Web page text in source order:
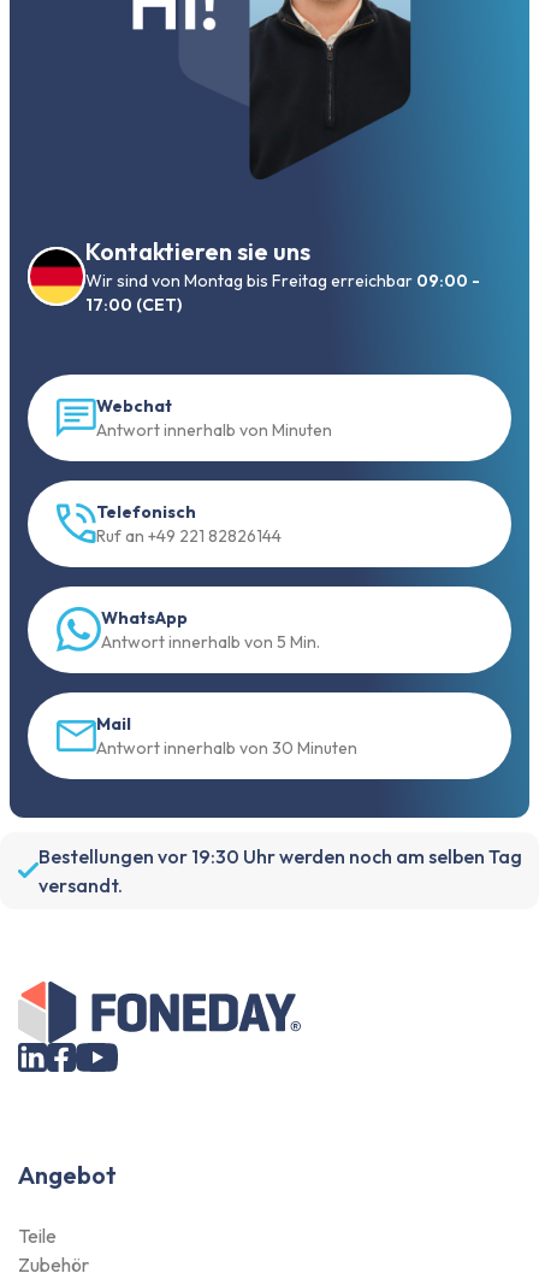
Kontaktieren sie uns
Wir sind von Montag bis Freitag erreichbar 09:00 -
17:00 (CET)
Webchat
Antwort innerhalb von Minuten
Telefonisch
Ruf an +49 221 82826144
WhatsApp
Antwort innerhalb von 5 Min.
Mail
Antwort innerhalb von 30 Minuten
Bestellungen vor 19:30 Uhr werden noch am selben Tag
versandt.
Angebot
Teile
Zubehör